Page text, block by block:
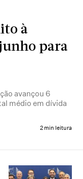
à
para
avançou 6
médio em dívida
2 min leitura